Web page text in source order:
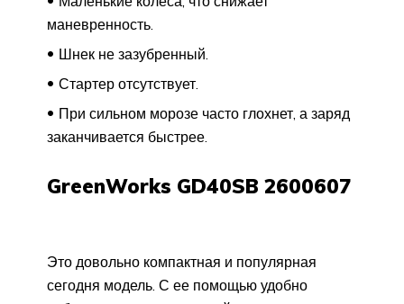
маневренность.
Шнек не зазубренный.
Стартер отсутствует.
При сильном морозе часто глохнет, а заряд
заканчивается быстрее.
GreenWorks GD40SB 2600607
Это довольно компактная и популярная
сегодня модель. С ее помощью удобно